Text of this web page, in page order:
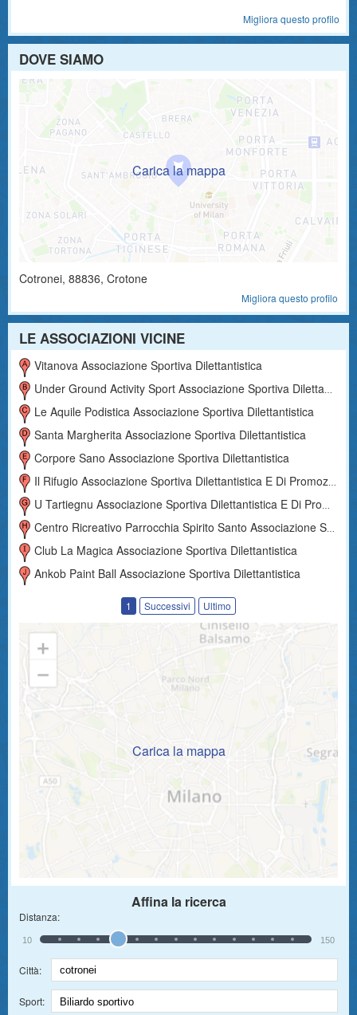
Migliora questo profilo
DOVE SIAMO
Cotronei, 88836, Crotone
Migliora questo profilo
LE ASSOCIAZIONI VICINE
Vitanova Associazione Sportiva Dilettantistica
Under Ground Activity Sport Associazione Sportiva Dilettantistica E Di Promozione Sociale
Le Aquile Podistica Associazione Sportiva Dilettantistica
Santa Margherita Associazione Sportiva Dilettantistica
Corpore Sano Associazione Sportiva Dilettantistica
Il Rifugio Associazione Sportiva Dilettantistica E Di Promozione Sociale
U Tartiegnu Associazione Sportiva Dilettantistica E Di Promozione Sociale
Centro Ricreativo Parrocchia Spirito Santo Associazione Sportiva Dilettantistica E Di Promozione Sociale
Club La Magica Associazione Sportiva Dilettantistica
Ankob Paint Ball Associazione Sportiva Dilettantistica
1 Successivi Ultimo
Carica la mappa
Affina la ricerca
Distanza:
10 150
Città:
Sport: